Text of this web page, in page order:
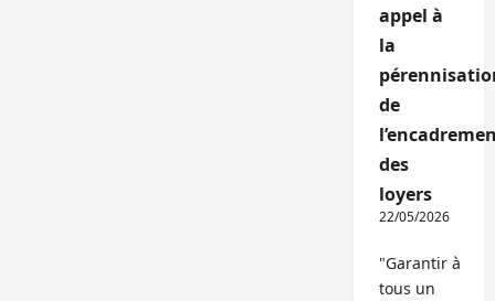
appel à
la
de
des
loyers
22/05/2026
"Garantir à
tous un